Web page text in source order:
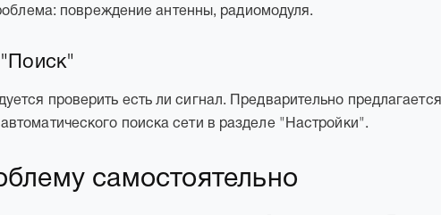
повреждение антенны, радиомодуля.
проверить есть ли сигнал. Предварительно предлагается
поиска сети в разделе "Настройки".
самостоятельно